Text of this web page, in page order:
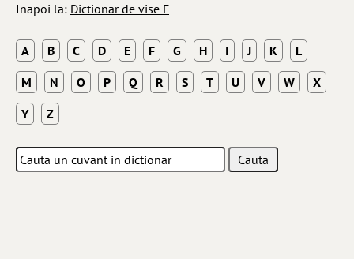
Inapoi la: Dictionar de vise F
A B C D E F G H I J K
L
M
N O P Q R S T U V W
X
Y
Z